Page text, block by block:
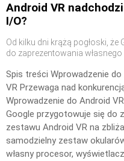
Android VR
I/O?
Od kilku dni krążą pogłoski,
do zaprezentowania
Spis treści Wprowadzenie
VR Przewaga nad
Wprowadzenie do Android
Google przygotowuje się do
zestawu Android VR na
samodzielny zestaw
własny procesor,